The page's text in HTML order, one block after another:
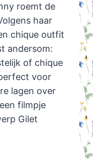
roemt de
haar
chique outfit
andersom:
of chique
voor
lagen over
filmpje
Gilet